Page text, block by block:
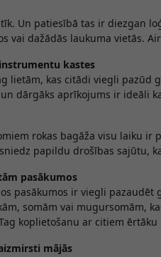
Un patiesībā tas ir diezgan
vai dažādās laukuma vietās.
kastes
lietām, kas citādi viegli pazūd
dārgāks aprīkojums ir ideāli
rokas bagāža visu laiku ir
papildu drošības sajūtu,
pasākumos
pasākumos ir viegli
somām vai mugursomām,
koplietošanu ar citiem ērtāku
mājās